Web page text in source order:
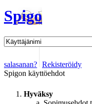
Spigo
salasanan? Rekisteröidy
Spigon käyttöehdot
Hyväksy